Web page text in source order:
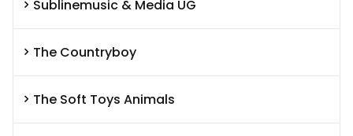
Sublinemusic & Media UG
The Countryboy
The Soft Toys Animals